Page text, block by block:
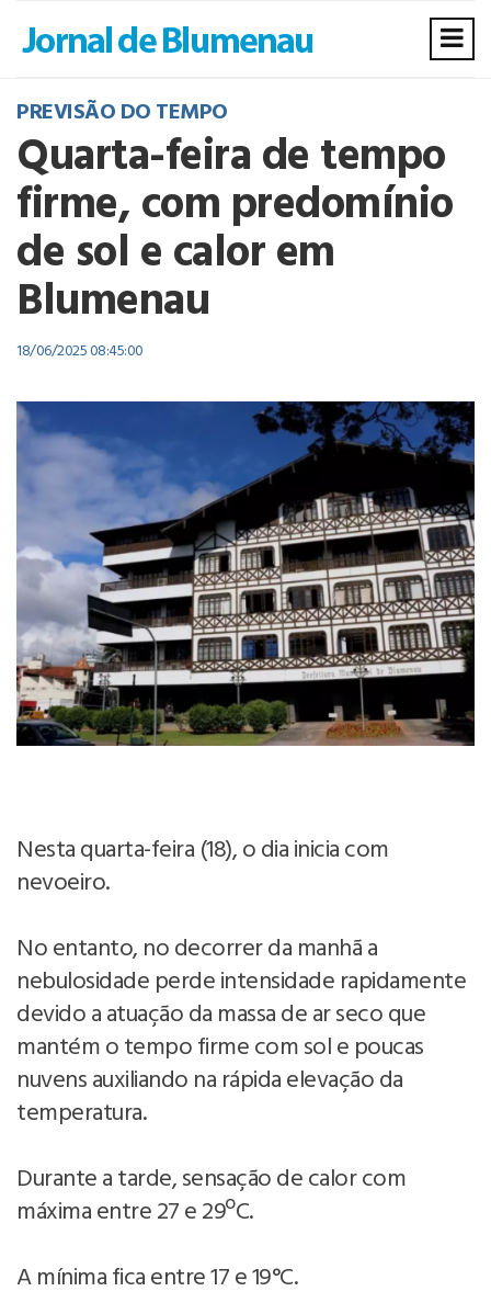
PREVISÃO DO TEMPO
Quarta-feira de tempo
firme, com predomínio
de sol e calor em
Blumenau
18/06/2025 08:45:00
Nesta quarta-feira (18), o dia inicia com
nevoeiro.
No entanto, no decorrer da manhã a
nebulosidade perde intensidade rapidamente
devido a atuação da massa de ar seco que
mantém o tempo firme com sol e poucas
nuvens auxiliando na rápida elevação da
temperatura.
Durante a tarde, sensação de calor com
máxima entre 27 e 29ºC.
A mínima fica entre 17 e 19°C.